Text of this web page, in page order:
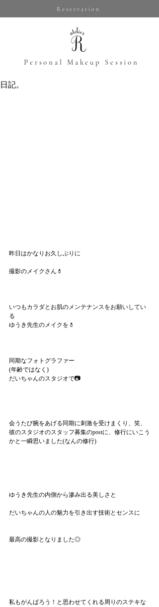
Reservation
​Personal Makeup Session
日記。
昨日はかなりお久しぶりに
撮影のメイクさん💄
いつもカラダとお肌のメンテナンスをお願いしてい
る
ゆうき先生のメイクを💄
同期なフォトグラファー
(年齢ではなく)
だいちゃんのスタジオで📷
会うたび腕をあげる同期に刺激を受けまくり、笑、
彼のスタジオのスタッフ募集のpostに、修行にいこう
かと一瞬思いました(なんの修行)
ゆうき先生の内側から滲み出る美しさと
だいちゃんの人の魅力を引き出す技術とセンスに
最高の撮影となりました◎
私もがんばろう！と思わせてくれる周りのステキな